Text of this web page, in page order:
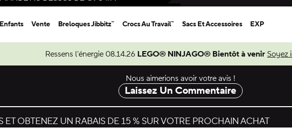
Enfants Vente Breloques Jibbitz™ Crocs Au Travail™ Sacs Et Accessoires EXP
Ressens l’énergie 08.14.26 LEGO® NINJAGO® Bientôt à venir Soyez
Nous aimerions avoir votre avis !
Laissez Un Commentaire
OBTENEZ UN RABAIS DE 15 % SUR VOTRE PROCHAIN ACHAT